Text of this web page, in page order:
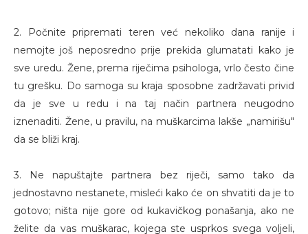
2. Počnite pripremati teren već nekoliko dana ranije i
nemojte još neposredno prije prekida glumatati kako je
sve uredu. Žene, prema riječima psihologa, vrlo često čine
tu grešku. Do samoga su kraja sposobne zadržavati privid
da je sve u redu i na taj način partnera neugodno
iznenaditi. Žene, u pravilu, na muškarcima lakše „namirišu"
da se bliži kraj.
3. Ne napuštajte partnera bez riječi, samo tako da
jednostavno nestanete, misleći kako će on shvatiti da je to
gotovo; ništa nije gore od kukavičkog ponašanja, ako ne
želite da vas muškarac, kojega ste usprkos svega voljeli,